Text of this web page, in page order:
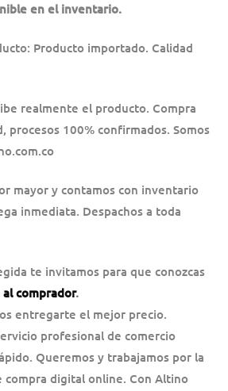
en el inventario.
Producto importado. Calidad
realmente el producto. Compra
procesos 100% confirmados. Somos
mayor y contamos con inventario
inmediata. Despachos a toda
te invitamos para que conozcas
comprador.
entregarte el mejor precio.
profesional de comercio
Queremos y trabajamos por la
compra digital online. Con Altino